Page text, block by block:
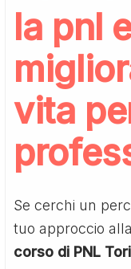
la pnl
vita
Se cerchi un
tuo approccio
corso di PNL